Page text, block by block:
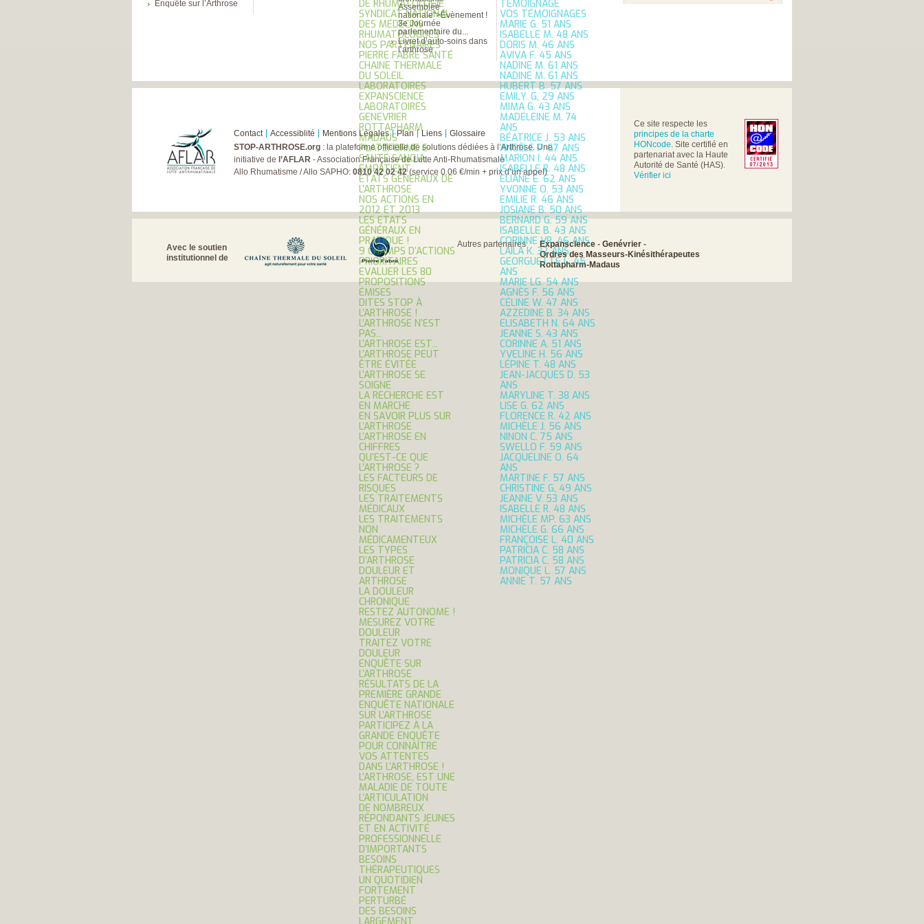
DE RHUMATOLOGIE
SYNDICAT NATIONAL
DES MÉDECINS
RHUMATOLOGUES
NOS PARTENAIRES
PIERRE FABRE SANTÉ
CHAINE THERMALE
DU SOLEIL
LABORATOIRES
EXPANSCIENCE
LABORATOIRES
GENEVRIER
ROTTAPHARM
MADAUS
PLATEFORME E-
SANTÉ SANOIA
EMPATIENT
ETATS GÉNÉRAUX DE
L’ARTHROSE
NOS ACTIONS EN
2012 ET 2013
LES ETATS
GÉNÉRAUX EN
PRATIQUE !
9 CHAMPS D’ACTIONS
PRIORITAIRES
EVALUER LES 80
PROPOSITIONS
ÉMISES
DITES STOP À
L’ARTHROSE !
L’ARTHROSE N’EST
PAS...
L’ARTHROSE EST...
L’ARTHROSE PEUT
ÊTRE ÉVITÉE
L’ARTHROSE SE
SOIGNE
LA RECHERCHE EST
EN MARCHE
EN SAVOIR PLUS SUR
L’ARTHROSE
L’ARTHROSE EN
CHIFFRES
QU’EST-CE QUE
L’ARTHROSE ?
LES FACTEURS DE
RISQUES
LES TRAITEMENTS
MÉDICAUX
LES TRAITEMENTS
NON
MÉDICAMENTEUX
LES TYPES
D’ARTHROSE
DOULEUR ET
ARTHROSE
LA DOULEUR
CHRONIQUE
RESTEZ AUTONOME !
MESUREZ VOTRE
DOULEUR
TRAITEZ VOTRE
DOULEUR
ENQUÊTE SUR
L’ARTHROSE
RÉSULTATS DE LA
PREMIÈRE GRANDE
ENQUÊTE NATIONALE
SUR L’ARTHROSE
PARTICIPEZ À LA
GRANDE ENQUÊTE
POUR CONNAÎTRE
VOS ATTENTES
DANS L’ARTHROSE !
L’ARTHROSE, EST UNE
MALADIE DE TOUTE
L’ARTICULATION
DE NOMBREUX
RÉPONDANTS JEUNES
ET EN ACTIVITÉ
PROFESSIONNELLE
D’IMPORTANTS
BESOINS
THÉRAPEUTIQUES
UN QUOTIDIEN
FORTEMENT
PERTURBÉ
DES BESOINS
TÉMOIGNAGE
VOS TÉMOIGNAGES
MARIE G. 51 ANS
ISABELLE M. 48 ANS
DORIS M. 46 ANS
AVIVA F. 45 ANS
NADINE M. 61 ANS
NADINE M. 61 ANS
HUBERT B. 57 ANS
EMILY. G, 29 ANS
MIMA G. 43 ANS
MADELEINE M. 74
ANS
BÉATRICE J. 53 ANS
ANGÈLE P. 67 ANS
MARION I. 44 ANS
ISABELLE R. 48 ANS
ELIANE E. 62 ANS
YVONNE O. 53 ANS
EMILIE R. 46 ANS
JOSIANE B. 50 ANS
BERNARD G. 59 ANS
ISABELLE B. 43 ANS
CORINNE VR. 46 ANS
LAILA K. 32 ANS
GEORGUETTE L. 45
ANS
MARIE LG. 54 ANS
AGNÈS F. 56 ANS
CÉLINE W. 47 ANS
AZZEDINE B. 34 ANS
ELISABETH N. 64 ANS
JEANNE S. 43 ANS
CORINNE A. 51 ANS
YVELINE H. 56 ANS
LÉPINE T. 48 ANS
JEAN-JACQUES D. 53
ANS
MARYLINE T. 38 ANS
LISE G. 62 ANS
FLORENCE R. 42 ANS
MICHÈLE J. 56 ANS
NINON C. 75 ANS
SWELLO F. 59 ANS
JACQUELINE O. 64
ANS
MARTINE F. 57 ANS
CHRISTINE G, 49 ANS
JEANNE V. 53 ANS
ISABELLE R. 48 ANS
MICHÈLE MP. 63 ANS
MICHÈLE G. 66 ANS
FRANÇOISE L. 40 ANS
PATRICIA C. 58 ANS
PATRICIA C. 58 ANS
MONIQUE L. 57 ANS
ANNIE T. 57 ANS
Enquête sur l’Arthrose
Assemblée
nationale">Évènement !
3e Journée
parlementaire du...
Livret d’auto-soins dans
l’arthrose
Contact Accessiblité Mentions Légales Plan Liens
Glossaire
STOP-ARTHROSE.org : la plateforme officielle de solutions dédiées à l’Arthrose. Une
initiative de l’AFLAR - Association Française de Lutte Anti-Rhumatismale
Allo Rhumatisme / Allo SAPHO: 0810 42 02 42(service 0.06 €/min + prix d’un appel)
Ce site respecte les
principes de la charte
HONcode. Site certifié en
partenariat avec la Haute
Autorité de Santé (HAS).
Vérifier ici
Avec le soutien
institutionnel de
Autres partenaires Expanscience - Genévrier -
Ordres des Masseurs-Kinésithérapeutes
Rottapharm-Madaus